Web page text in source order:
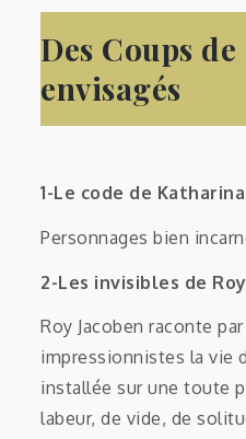
Des Coups
envisagés
1-Le code de
Personnages bien
2-Les invisibles de Roy
Roy Jacoben raconte
impressionnistes la vie
installée sur une toute
labeur, de vide, de